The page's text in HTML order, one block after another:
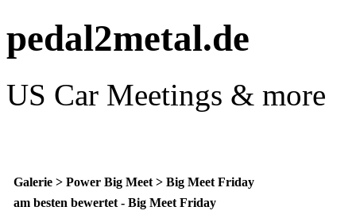
pedal2metal.de
US Car Meetings & more
Galerie > Power Big Meet > Big Meet Friday
am besten bewertet - Big Meet Friday